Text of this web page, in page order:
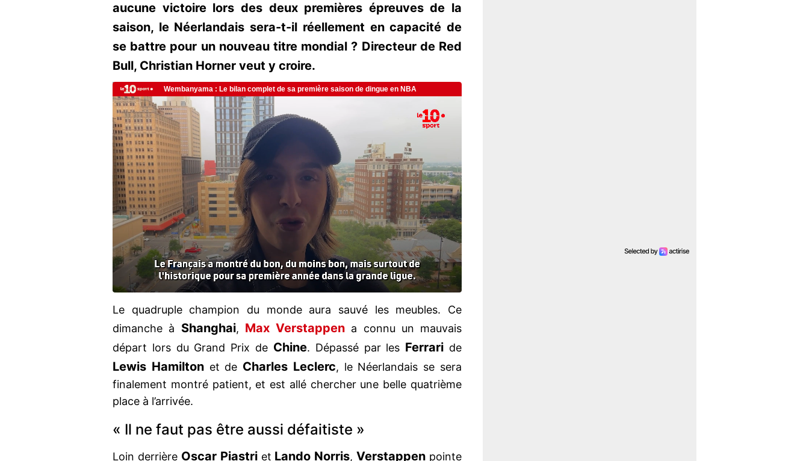
aucune victoire lors des deux premières épreuves de la
saison, le Néerlandais sera-t-il réellement en capacité de
se battre pour un nouveau titre mondial ? Directeur de Red
Bull, Christian Horner veut y croire.
Le quadruple champion du monde aura sauvé les meubles. Ce
dimanche à Shanghai, Max Verstappen a connu un mauvais
départ lors du Grand Prix de Chine. Dépassé par les Ferrari de
Lewis Hamiltonet de Charles Leclerc, le Néerlandais se sera
finalement montré patient, et est allé chercher une belle quatrième
place à l’arrivée.
« Il ne faut pas être aussi défaitiste »
Loin derrière Oscar Piastriet Lando Norris,Verstappen pointe